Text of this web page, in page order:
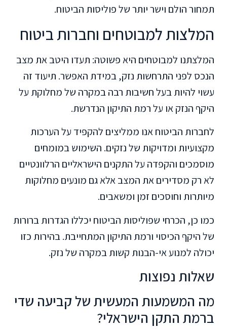
תמחור הולם וישר יותר של פוליסות הביטוח.
המלצות למבוטחים וחברות ביטוח
המלצתנו למבוטחים היא פשוטה: תעדו היטב את מצב
הנכס לפני התרחשות נזק, במידת האפשר. תיעוד זה
עשוי להיות בעל חשיבות רבה במקרה של מחלוקת על
היקף הנזק או על רמת התיקון הנדרשת.
לחברות הביטוח אנו ממליצים להקפיד על הערכות
מקצועיות ומדויקות של נזקים. השימוש במומחים
מוסמכים והקפדה על התקנים הישראליים הרלוונטיים
לא רק מסדירים את המצב אלא גם מונעים מחלוקות
מיותרות וחוסכים זמן ומשאבים.
כמו כן, הכרחי שפוליסות הביטוח יכללו הגדרות ברורות
של היקף הכיסוי ורמת התיקון המתחייבת. בהירות כזו
יכולה למנוע אי-הבנות קשות במקרה של נזק.
שאלות נפוצות
מה המשמעות המעשית של קביעה שדי
ברמת התקן הישראלי?